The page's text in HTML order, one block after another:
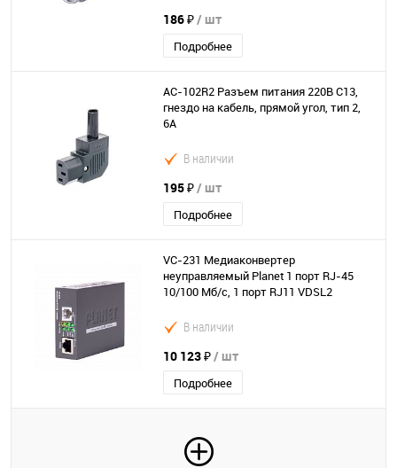
186 ₽/ шт
Подробнее
AC-102R2 Разъем питания 220В C13,
гнездо на кабель, прямой угол, тип 2,
6A
В наличии
195 ₽/ шт
Подробнее
VC-231 Медиаконвертер
неуправляемый Planet 1 порт RJ-45
10/100 Мб/с, 1 порт RJ11 VDSL2
В наличии
10 123 ₽/ шт
Подробнее